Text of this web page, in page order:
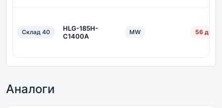
Склад 40
HLG-185H-
C1400A
MW 56 дн.
Аналоги